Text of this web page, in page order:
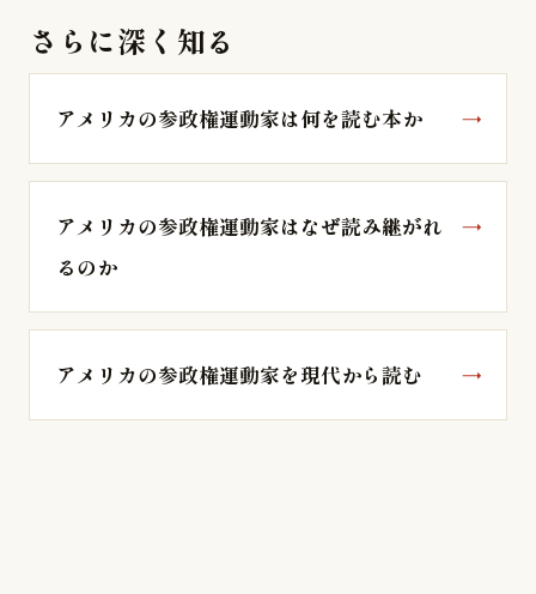
さらに深く知る
アメリカの参政権運動家は何を読む本か
アメリカの参政権運動家はなぜ読み継がれ
るのか
アメリカの参政権運動家を現代から読む